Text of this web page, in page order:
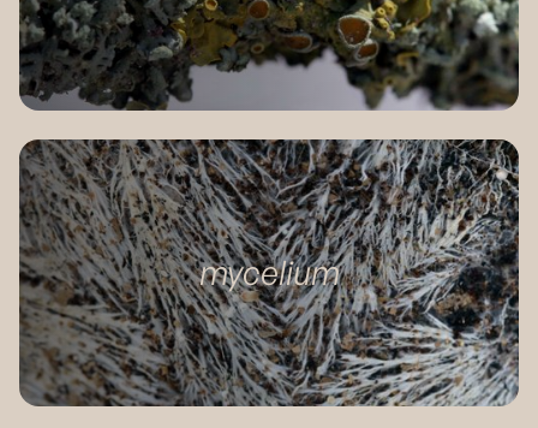
mycelium